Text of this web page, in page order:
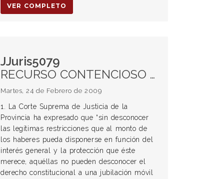
VER COMPLETO
JJuris5079
RECURSO CONTENCIOSO ADMINISTRATIVO. Procedencia. Reajuste de haber jubilatorio. RÉGIMEN PREVISIONAL. Derecho a jubilación móvil. Ajuste según el monto que percibe el personal activo en la misma función que desempeñó el pasivo.
Martes, 24 de Febrero de 2009
1. La Corte Suprema de Justicia de la
Provincia ha expresado que “sin desconocer
las legítimas restricciones que al monto de
los haberes pueda disponerse en función del
interés general y la protección que éste
merece, aquéllas no pueden desconocer el
derecho constitucional a una jubilación móvil